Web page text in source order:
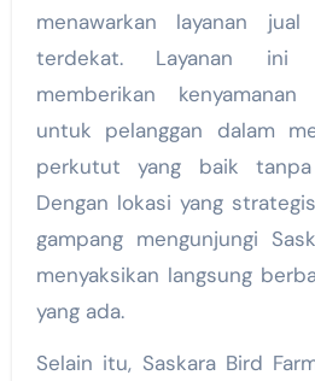
menawarkan layanan
terdekat. Layanan ini
memberikan
untuk pelanggan dalam
perkutut yang baik
Dengan lokasi yang
gampang mengunjungi
menyaksikan langsung
yang ada.
Selain itu, Saskara Bird